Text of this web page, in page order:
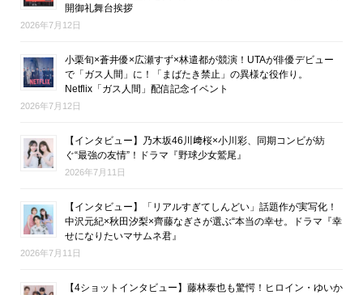
開御礼舞台挨拶
2026年7月12日
小栗旬×蒼井優×広瀬すず×林遣都が競演！UTAが俳優デビュー
で「ガス人間」に！「まばたき禁止」の異様な役作り。
Netflix「ガス人間」配信記念イベント
2026年7月12日
【インタビュー】乃木坂46川﨑桜×小川彩、同期コンビが紡
ぐ“最強の友情”！ドラマ『野球少女鷲尾』
2026年7月11日
【インタビュー】「リアルすぎてしんどい」話題作が実写化！
中沢元紀×秋田汐梨×齊藤なぎさが選ぶ“本当の幸せ。ドラマ『幸
せになりたいマサムネ君』
2026年7月11日
【4ショットインタビュー】藤林泰也も驚愕！ヒロイン・ゆいか